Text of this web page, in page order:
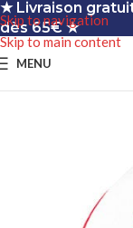
Skip to navigation
Skip to main content
★ Livraison
dès 65€ ★
MENU